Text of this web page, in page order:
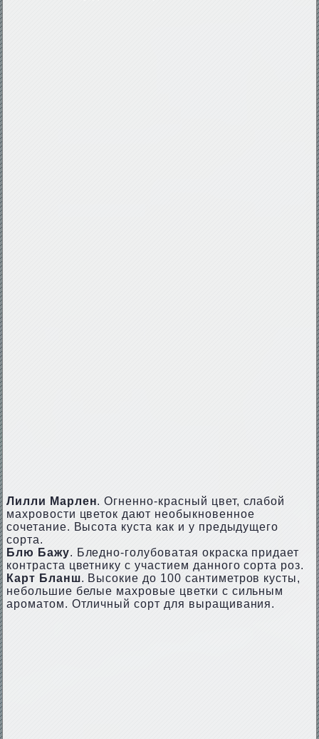
Лилли Марлен. Огненно-красный цвет, слабой
махровости цветок дают необыкновенное
сочетание. Высота куста как и у предыдущего
сорта.
Блю Бажу. Бледно-голубоватая окраска придает
контраста цветнику с участием данного сорта роз.
Карт Бланш. Высокие до 100 сантиметров кусты,
небольшие белые махровые цветки с сильным
ароматом. Отличный сорт для выращивания.